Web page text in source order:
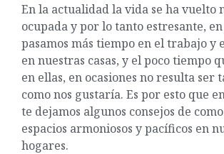
En la actualidad la vida se ha vuelto
ocupada y por lo tanto estresante, en
pasamos más tiempo en el trabajo y
en nuestras casas, y el poco tiempo
en ellas, en ocasiones no resulta ser
como nos gustaría. Es por esto que
te dejamos algunos consejos de
espacios armoniosos y pacíficos en
hogares.